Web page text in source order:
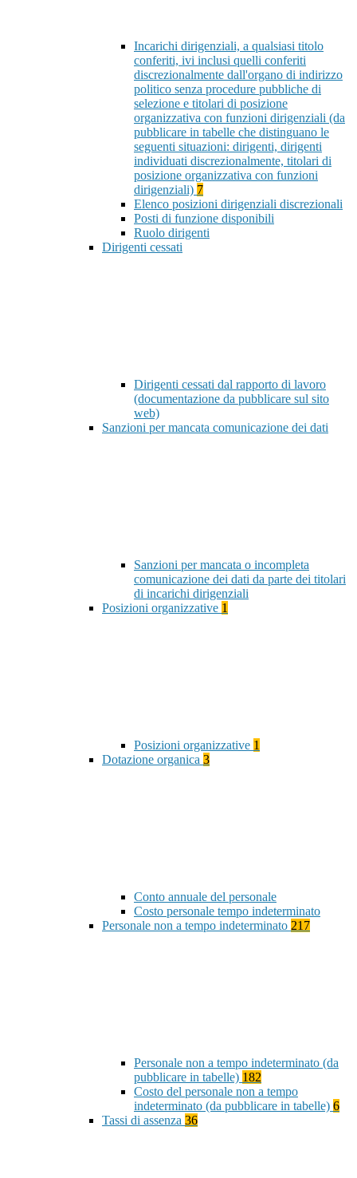
Incarichi dirigenziali, a qualsiasi titolo
conferiti, ivi inclusi quelli conferiti
discrezionalmente dall'organo di indirizzo
politico senza procedure pubbliche di
selezione e titolari di posizione
organizzativa con funzioni dirigenziali (da
pubblicare in tabelle che distinguano le
seguenti situazioni: dirigenti, dirigenti
individuati discrezionalmente, titolari di
posizione organizzativa con funzioni
dirigenziali) 7
Elenco posizioni dirigenziali discrezionali
Posti di funzione disponibili
Ruolo dirigenti
Dirigenti cessati
Dirigenti cessati dal rapporto di lavoro
(documentazione da pubblicare sul sito
web)
Sanzioni per mancata comunicazione dei dati
Sanzioni per mancata o incompleta
comunicazione dei dati da parte dei titolari
di incarichi dirigenziali
Posizioni organizzative 1
Posizioni organizzative 1
Dotazione organica 3
Conto annuale del personale
Costo personale tempo indeterminato
Personale non a tempo indeterminato 217
Personale non a tempo indeterminato (da
pubblicare in tabelle) 182
Costo del personale non a tempo
indeterminato (da pubblicare in tabelle) 6
Tassi di assenza 36